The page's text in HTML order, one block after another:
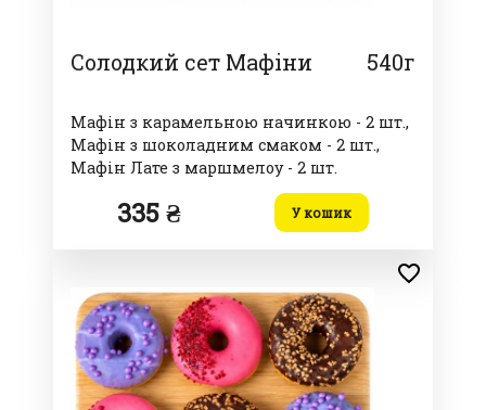
Солодкий сет Мафіни 540г
Мафін з карамельною начинкою - 2 шт.,
Мафін з шоколадним смаком - 2 шт.,
Мафін Лате з маршмелоу - 2 шт.
335 ₴ У кошик